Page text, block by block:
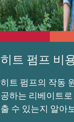
히트 펌프 비
히트 펌프의 작동
공하는 리베이트
출 수 있는지 알아